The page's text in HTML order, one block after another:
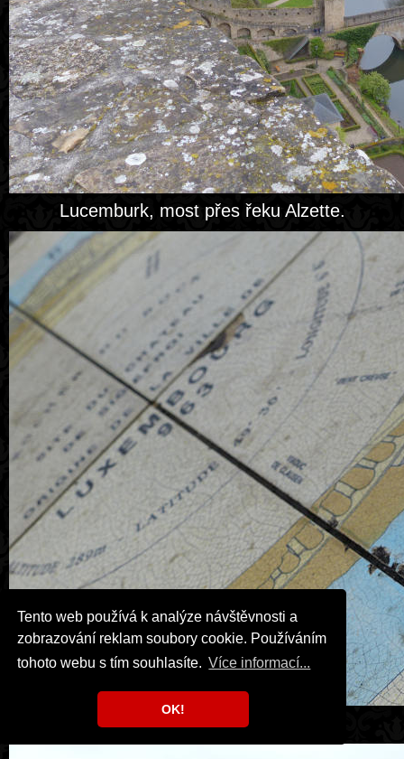
Tento web používá k analýze návštěvnosti a
zobrazování reklam soubory cookie. Používáním
tohoto webu s tím souhlasíte. Více informací...
OK!
Lucemburk, most přes řeku Alzette.
Lucemburk, směrová růžice.